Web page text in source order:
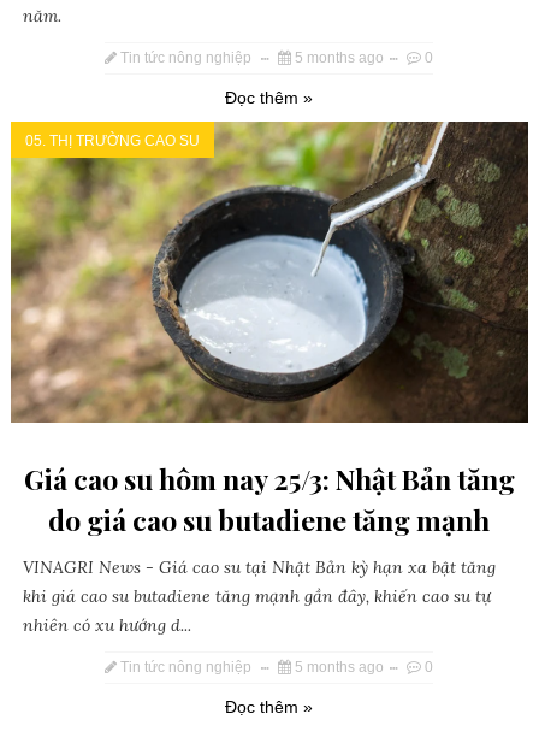
năm.
Tin tức nông nghiệp 5 months ago 0
Đọc thêm »
05. THỊ TRƯỜNG CAO SU
Giá cao su hôm nay 25/3: Nhật Bản tăng
do giá cao su butadiene tăng mạnh
VINAGRI News - Giá cao su tại Nhật Bản kỳ hạn xa bật tăng
khi giá cao su butadiene tăng mạnh gần đây, khiến cao su tự
nhiên có xu hướng d...
Tin tức nông nghiệp 5 months ago 0
Đọc thêm »